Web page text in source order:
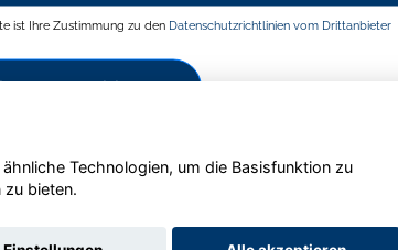
ist Ihre Zustimmung zu den Datenschutzrichtlinien vom Drittanbieter
und aktivieren
Technologien, um die Basisfunktion zu
bieten.